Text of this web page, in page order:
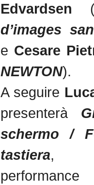
Edvardsen
d’images
e Cesare
NEWTON).
A seguire
presenterà
schermo /
tastiera,